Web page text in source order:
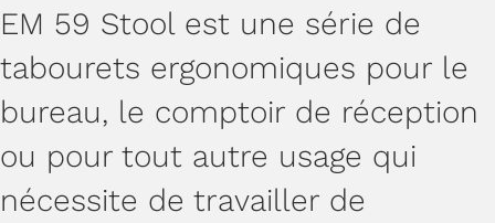
EM 59 Stool est une série de
tabourets ergonomiques pour le
bureau, le comptoir de réception
ou pour tout autre usage qui
nécessite de travailler de